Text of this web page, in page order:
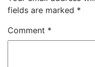
fields are marked *
Comment *